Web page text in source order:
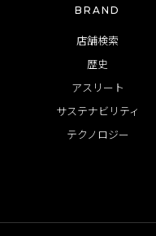
BRAND
店舗検索
歴史
アスリート
サステナビリティ
テクノロジー